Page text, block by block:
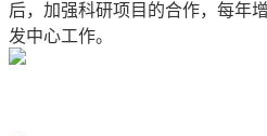
后，加强科研项目的合作，每年
发中心工作。